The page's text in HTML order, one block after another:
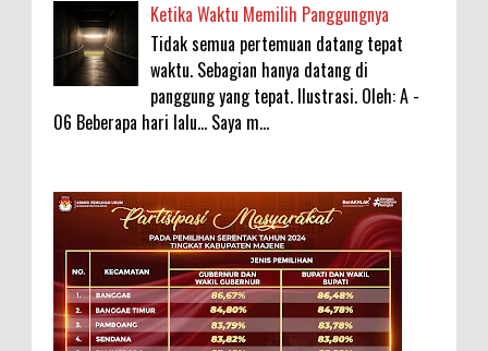
Ketika Waktu Memilih Panggungnya
Tidak semua pertemuan datang tepat
waktu. Sebagian hanya datang di
panggung yang tepat. Ilustrasi. Oleh: A -
06 Beberapa hari lalu... Saya m...